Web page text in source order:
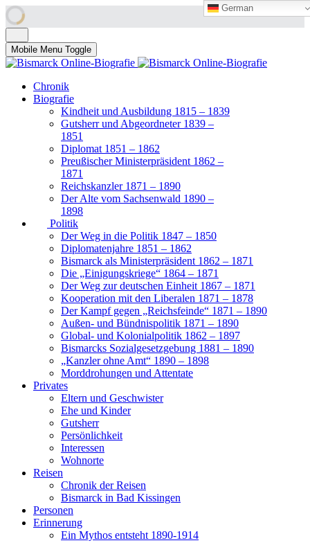
Mobile Menu Toggle
Chronik
Biografie
Kindheit und Ausbildung 1815 – 1839
Gutsherr und Abgeordneter 1839 –
1851
Diplomat 1851 – 1862
Preußischer Ministerpräsident 1862 –
1871
Reichskanzler 1871 – 1890
Der Alte vom Sachsenwald 1890 –
1898
Politik
Der Weg in die Politik 1847 – 1850
Diplomatenjahre 1851 – 1862
Bismarck als Ministerpräsident 1862 – 1871
Die „Einigungskriege“ 1864 – 1871
Der Weg zur deutschen Einheit 1867 – 1871
Kooperation mit den Liberalen 1871 – 1878
Der Kampf gegen „Reichsfeinde“ 1871 – 1890
Außen- und Bündnispolitik 1871 – 1890
Global- und Kolonialpolitik 1862 – 1897
Bismarcks Sozialgesetzgebung 1881 – 1890
„Kanzler ohne Amt“ 1890 – 1898
Morddrohungen und Attentate
Privates
Eltern und Geschwister
Ehe und Kinder
Gutsherr
Persönlichkeit
Interessen
Wohnorte
Reisen
Chronik der Reisen
Bismarck in Bad Kissingen
Personen
Erinnerung
Ein Mythos entsteht 1890-1914
German
German